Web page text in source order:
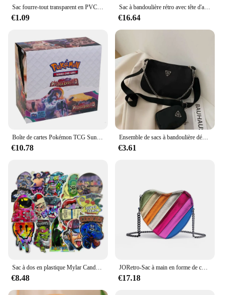
Sac fourre-tout transparent en PVC, poignée de forme ronde, sacs à provisions transparents, poignée de forme carrée, sac de rangement étanche
€1.09
Sac à bandoulière rétro avec tête d'aigle pour femme, sac messager de style denim, sac carré à la mode, KURT GEIGER LOselonly ON Initiated Designer
€16.64
Boîte de cartes Pokémon TCG Sun & Moon Ultra Prism, boîte de rappel, jouets à collectionner, 36 pièces, 324 pièces
€10.78
Ensemble de sacs à bandoulière décontractés pour femmes, sacs à main initiés, sac à bandoulière tendance, sac à main pour voyage et shopping, mode féminine, 2 en 1
€3.61
€8.48
JORetro-Sac à main en forme de cœur pour femme, mini sac à main, sac fourre-tout en cuir PU, sacs à bandoulière, mode, Y2K
€17.18